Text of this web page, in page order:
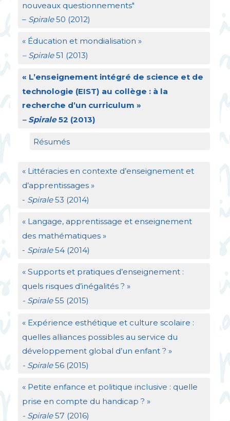
nouveaux questionnements"
– Spirale50 (2012)
« Éducation et mondialisation »
– Spirale51 (2013)
« L’enseignement intégré de science et de
technologie (EIST) au collège : à la
recherche d’un curriculum »
– Spirale52 (2013)
Résumés
« Littéracies en contexte d’enseignement et
d’apprentissages »
- Spirale53 (2014)
« Langage, apprentissage et enseignement
des mathématiques »
- Spirale54 (2014)
« Supports et pratiques d’enseignement :
quels risques d’inégalités ? »
- Spirale55 (2015)
« Expérience esthétique et culture scolaire :
quelles alliances possibles au service du
développement global d’un enfant ? »
- Spirale56 (2015)
« Petite enfance et politique inclusive : quelle
prise en compte du handicap ? »
- Spirale57 (2016)